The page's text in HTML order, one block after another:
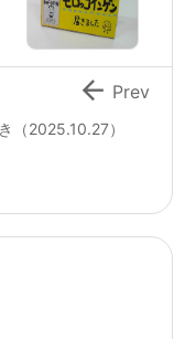
（2025.10.27）
 Prev